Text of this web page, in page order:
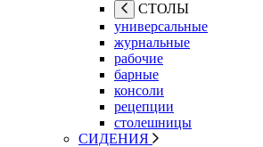
СТОЛЫ
универсальные
журнальные
рабочие
барные
консоли
рецепции
столешницы
СИДЕНИЯ